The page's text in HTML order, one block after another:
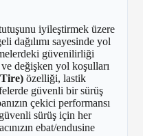
iyileştirmek üzere
dağılımı sayesinde yol
güvenilirliği
değişken yol koşulları
özelliği, lastik
güvenli bir sürüş
çekici performansı
sürüş için her
ebat/endusine